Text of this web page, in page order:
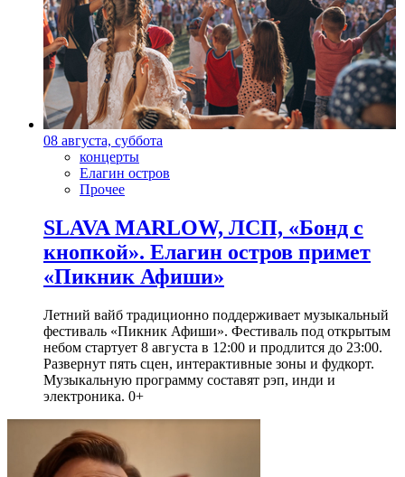
08 августа, суббота
концерты
Елагин остров
Прочее
SLAVA MARLOW, ЛСП, «Бонд с
кнопкой». Елагин остров примет
«Пикник Афиши»
Летний вайб традиционно поддерживает музыкальный
фестиваль «Пикник Афиши». Фестиваль под открытым
небом стартует 8 августа в 12:00 и продлится до 23:00.
Развернут пять сцен, интерактивные зоны и фудкорт.
Музыкальную программу составят рэп, инди и
электроника. 0+